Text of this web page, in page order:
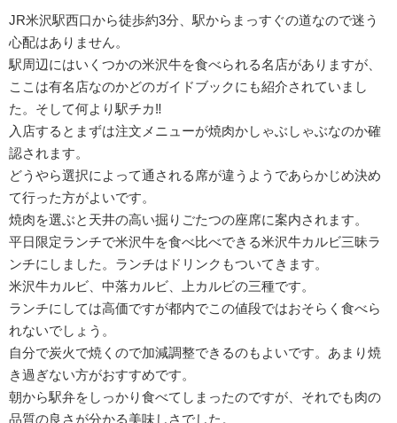
JR米沢駅西口から徒歩約3分、駅からまっすぐの道なので迷う
心配はありません。
駅周辺にはいくつかの米沢牛を食べられる名店がありますが、
ここは有名店なのかどのガイドブックにも紹介されていまし
た。そして何より駅チカ‼
入店するとまずは注文メニューが焼肉かしゃぶしゃぶなのか確
認されます。
どうやら選択によって通される席が違うようであらかじめ決め
て行った方がよいです。
焼肉を選ぶと天井の高い掘りごたつの座席に案内されます。
平日限定ランチで米沢牛を食べ比べできる米沢牛カルビ三昧ラ
ンチにしました。ランチはドリンクもついてきます。
米沢牛カルビ、中落カルビ、上カルビの三種です。
ランチにしては高価ですが都内でこの値段ではおそらく食べら
れないでしょう。
自分で炭火で焼くので加減調整できるのもよいです。あまり焼
き過ぎない方がおすすめです。
朝から駅弁をしっかり食べてしまったのですが、それでも肉の
品質の良さが分かる美味しさでした。